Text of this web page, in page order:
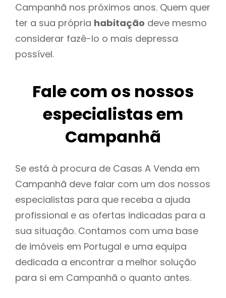
Campanhã nos próximos anos. Quem quer
ter a sua própria habitação deve mesmo
considerar fazê-lo o mais depressa
possível.
Fale com os nossos
especialistas em
Campanhã
Se está à procura de Casas A Venda em
Campanhã deve falar com um dos nossos
especialistas para que receba a ajuda
profissional e as ofertas indicadas para a
sua situação. Contamos com uma base
de imóveis em Portugal e uma equipa
dedicada a encontrar a melhor solução
para si em Campanhã o quanto antes.